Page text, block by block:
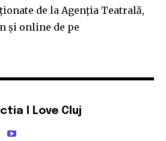
de la Agenţia Teatrală,
şi online de pe
I Love Cluj